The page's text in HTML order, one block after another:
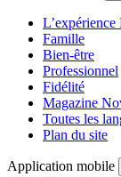
Famille
Bien-être
Professionnel
Fidélité
Magazine
Toutes les
Plan du site
Application mobile